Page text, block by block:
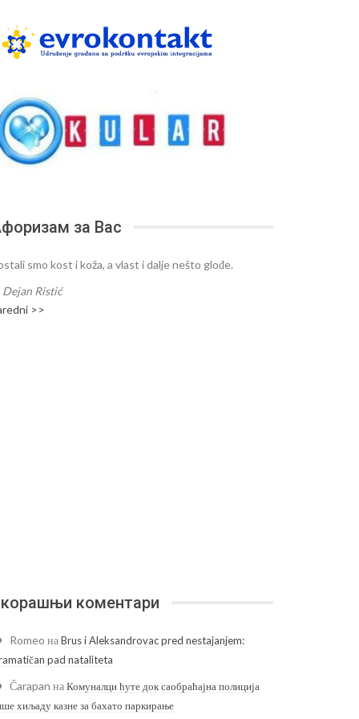
за Вас
smo kost i koža, a vlast i dalje nešto glođe.
Dejan Ristić
>>
коментари
Romeo наBrus i Aleksandrovac pred nestajanjem:
pad nataliteta
Čarapan наКомуналци ћуте док саобраћајна полиција
хиљаду казне за бахато паркирање